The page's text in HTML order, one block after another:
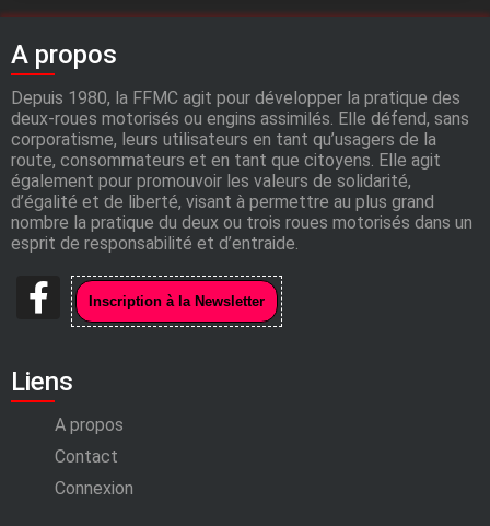
A propos
Depuis 1980, la FFMC agit pour développer la pratique des
deux-roues motorisés ou engins assimilés. Elle défend, sans
corporatisme, leurs utilisateurs en tant qu’usagers de la
route, consommateurs et en tant que citoyens. Elle agit
également pour promouvoir les valeurs de solidarité,
d’égalité et de liberté, visant à permettre au plus grand
nombre la pratique du deux ou trois roues motorisés dans un
esprit de responsabilité et d’entraide.
Liens
A propos
Contact
Connexion